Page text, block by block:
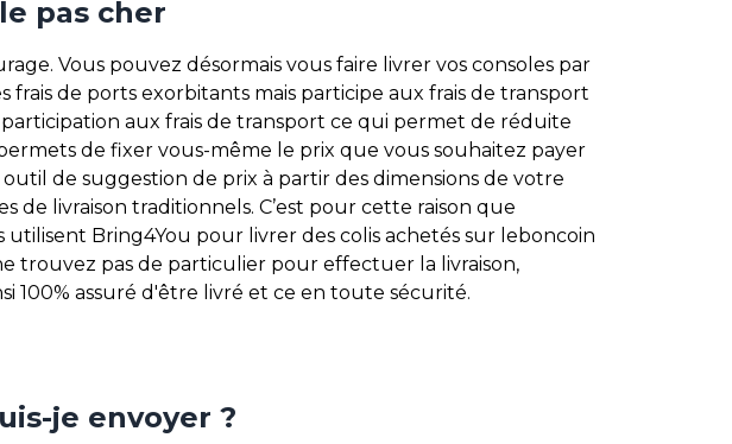
pas cher
Vous pouvez désormais vous faire livrer vos consoles par
de ports exorbitants mais participe aux frais de transport
aux frais de transport ce qui permet de réduite
de fixer vous-même le prix que vous souhaitez payer
de suggestion de prix à partir des dimensions de votre
de livraison traditionnels. C’est pour cette raison que
Bring4You pour livrer des colis achetés sur leboncoin
trouvez pas de particulier pour effectuer la livraison,
100% assuré d'être livré et ce en toute sécurité.
je envoyer ?